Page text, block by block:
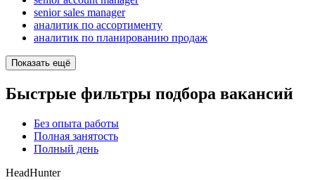
senior sales manager
аналитик по ассортименту
аналитик по планированию продаж
Показать ещё
Быстрые фильтры подбора вакансий
Без опыта работы
Полная занятость
Полный день
HeadHunter